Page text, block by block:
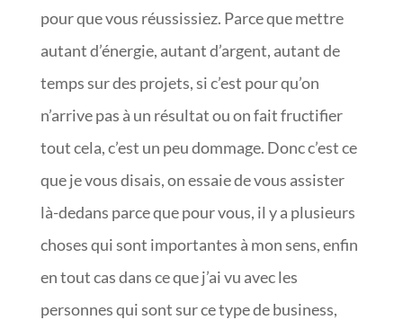
pour que vous réussissiez. Parce que mettre
autant d’énergie, autant d’argent, autant de
temps sur des projets, si c’est pour qu’on
n’arrive pas à un résultat ou on fait fructifier
tout cela, c’est un peu dommage. Donc c’est ce
que je vous disais, on essaie de vous assister
là-dedans parce que pour vous, il y a plusieurs
choses qui sont importantes à mon sens, enfin
en tout cas dans ce que j’ai vu avec les
personnes qui sont sur ce type de business,